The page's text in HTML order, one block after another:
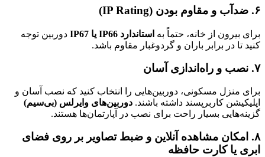
۶. ضدآب و مقاوم بودن (IP Rating)
برای بیرون از خانه، حتماً به استاندارد IP66 یا IP67
دوربین توجه
کنید تا در برابر باران و گردوغبار مقاوم باشد.
۷. نصب و راه‌اندازی آسان
برای منزل مسکونی، دوربین‌هایی را انتخاب کنید که نصب آسان و
اپلیکیشن کاربرپسند داشته باشند. دوربین‌های وایرلس (بی‌سیم)
گزینه‌هایی بسیار راحت برای نصب در آپارتمان‌ها هستند.
۸. امکان مشاهده آنلاین و ضبط تصاویر بر روی فضای
ابری یا کارت حافظه